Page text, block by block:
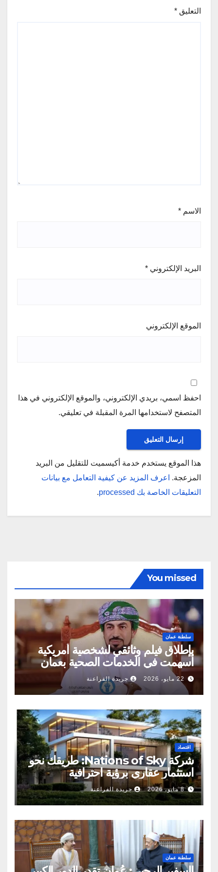
التعليق *
الاسم *
البريد الإلكتروني *
الموقع الإلكتروني
احفظ اسمي، بريدي الإلكتروني، والموقع الإلكتروني في هذا
المتصفح لاستخدامها المرة المقبلة في تعليقي.
هذا الموقع يستخدم خدمة أكيسميت للتقليل من البريد
المزعجة.
اعرف المزيد عن كيفية التعامل مع بيانات
التعليقات الخاصة بك processed
.
You missed
سلطنة عمان
بإطلاق فيلم وثائقي لشخصية أمريكية
أسهمت في الخدمات الصحية بعمان
22 مايو، 2026 جريدة الفراعنة
اقتصاد
شركة Nations of Sky: طريقك نحو
استثمار عقاري برؤية احترافية
8 مايو، 2026 جريدة الفراعنة
سلطنة عمان